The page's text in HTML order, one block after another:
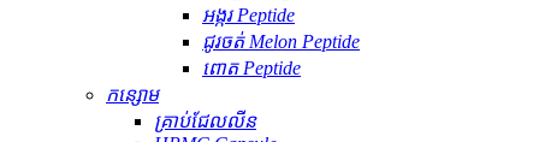
អង្ករ Peptide
ជូរចត់ Melon Peptide
ពោត Peptide
កន្សោម
គ្រាប់ជែលលីន